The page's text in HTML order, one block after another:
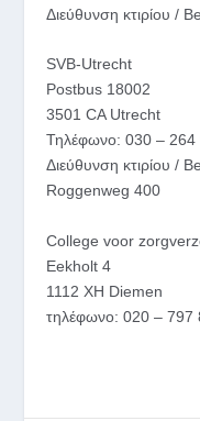
Διεύθυνση κτιρίου /
SVB-Utrecht
Postbus 18002
3501 CA Utrecht
Τηλέφωνο: 030 – 264
Διεύθυνση κτιρίου /
Roggenweg 400
College voor
Eekholt 4
1112 XH Diemen
τηλέφωνο: 020 – 797